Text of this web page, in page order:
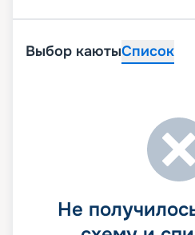
Выбор каютыСписок
Не